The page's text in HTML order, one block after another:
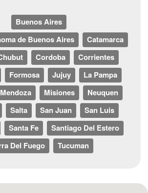
Buenos Aires
de Buenos Aires
Catamarca
Cordoba
Corrientes
Formosa Jujuy
La Pampa
Mendoza Misiones
Neuquen
Salta San Juan
San Luis
Santa Fe
Santiago Del Estero
Del Fuego
Tucuman